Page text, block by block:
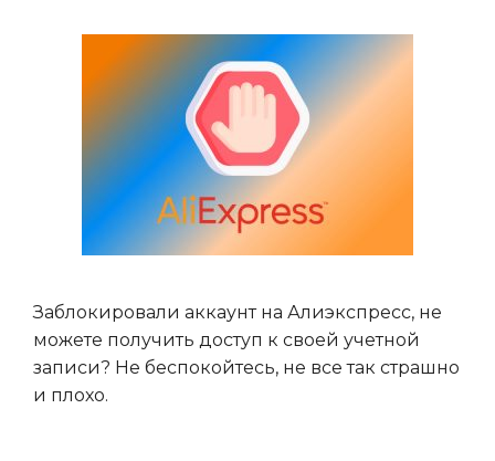
Заблокировали аккаунт на Алиэкспресс, не
можете получить доступ к своей учетной
записи? Не беспокойтесь, не все так страшно
и плохо.